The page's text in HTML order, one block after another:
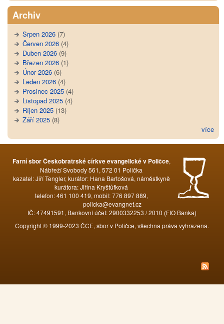
Archiv
Srpen 2026 (7)
Červen 2026 (4)
Duben 2026 (9)
Březen 2026 (1)
Únor 2026 (6)
Leden 2026 (4)
Prosinec 2025 (4)
Listopad 2025 (4)
Říjen 2025 (13)
Září 2025 (8)
více
Farní sbor Českobratrské církve evangelické v Poličce,
Nábřeží Svobody 561, 572 01 Polička
kazatel: Jiří Tengler, kurátor: Hana Bartošová, náměstkyně
kurátora: Jiřina Kryštůfková
telefon: 461 100 419, mobil: 776 897 889,
policka@evangnet.cz
IČ: 47491591, Bankovní účet: 2900332253 / 2010 (FIO Banka)
Copyright © 1999-2023 ČCE, sbor v Poličce, všechna práva vyhrazena.